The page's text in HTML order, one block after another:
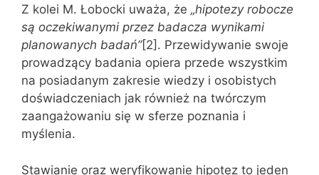
Z kolei M. Łobocki uważa, że „hipotezy robocze
są oczekiwanymi przez badacza wynikami
planowanych badań”[2]. Przewidywanie swoje
prowadzący badania opiera przede wszystkim
na posiadanym zakresie wiedzy i osobistych
doświadczeniach jak również na twórczym
zaangażowaniu się w sferze poznania i
myślenia.
Stawianie oraz weryfikowanie hipotez to jeden